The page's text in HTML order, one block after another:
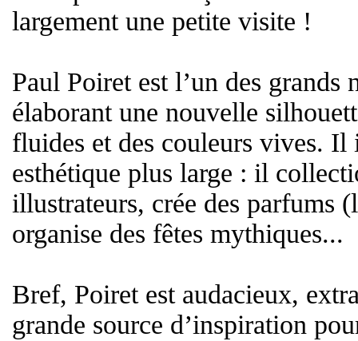
largement une petite visite !
Paul Poiret est l’un des
élaborant une nouvelle
fluides et des couleurs vives. Il
esthétique plus large : il
illustrateurs, crée des parfums
organise des fêtes mythiques...
Bref, Poiret est audacieux,
grande source d’inspiration